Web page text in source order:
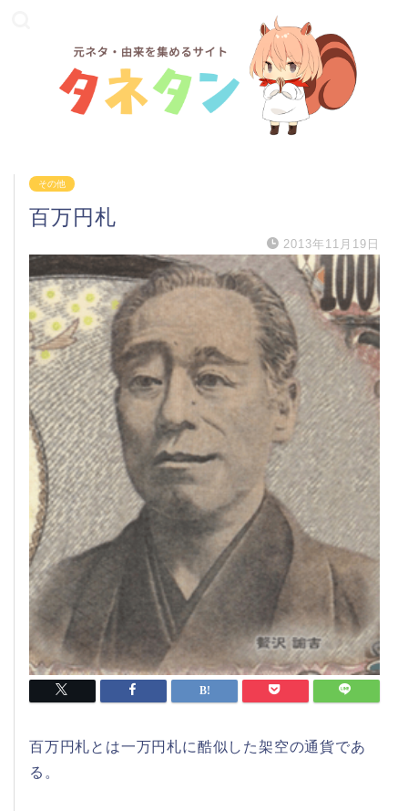
その他
百万円札
2013年11月19日
百万円札とは一万円札に酷似した架空の通貨であ
る。